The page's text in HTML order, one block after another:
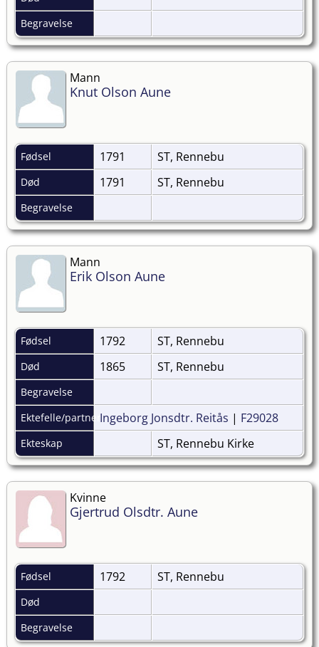
Begravelse
Mann
Knut Olson Aune
Fødsel 1791 ST, Rennebu
Død 1791 ST, Rennebu
Begravelse
Mann
Erik Olson Aune
Fødsel 1792 ST, Rennebu
Død 1865 ST, Rennebu
Begravelse
Ektefelle/partnerIngeborg Jonsdtr. Reitås | F29028
Ekteskap ST, Rennebu Kirke
Kvinne
Gjertrud Olsdtr. Aune
Fødsel 1792 ST, Rennebu
Død
Begravelse